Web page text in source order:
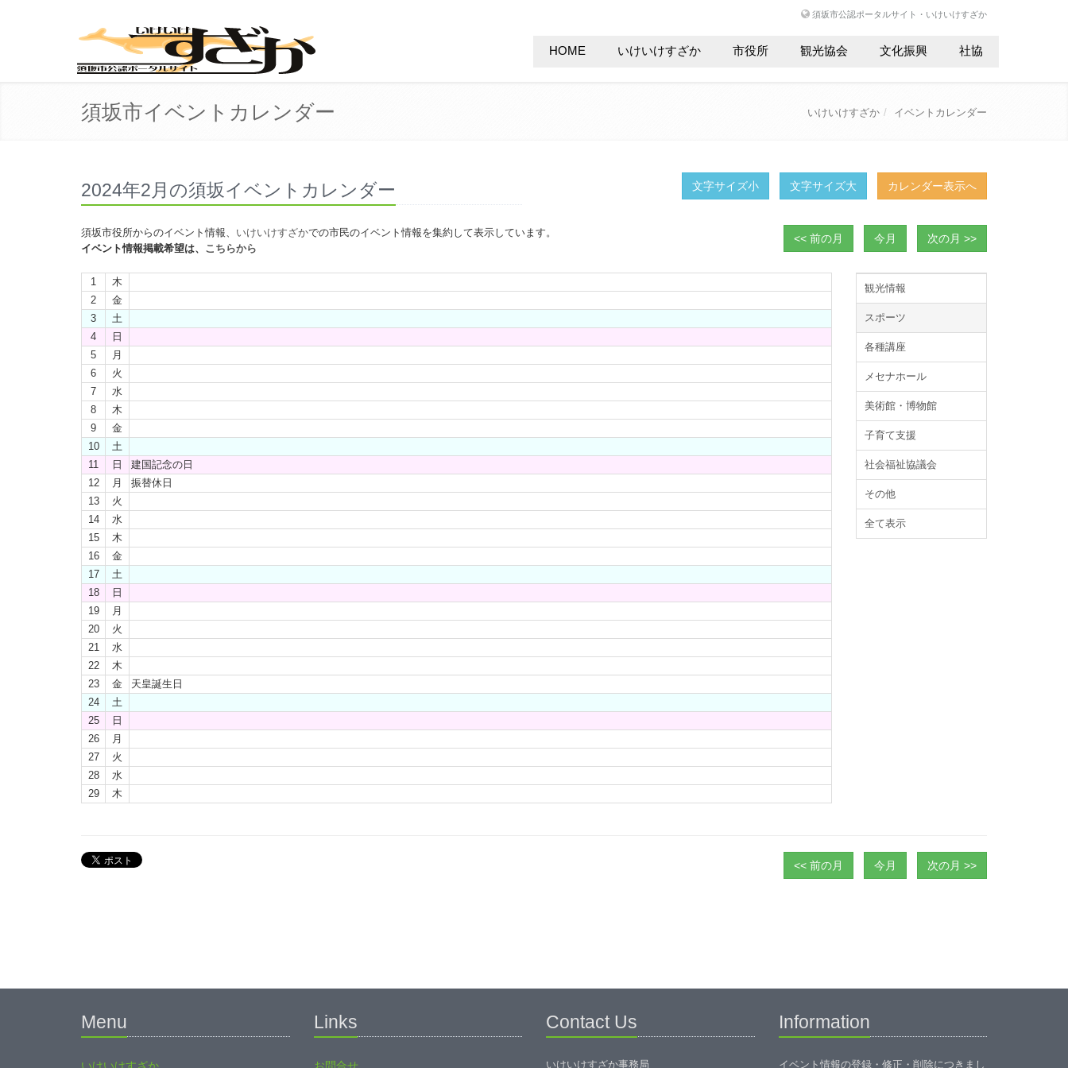
須坂市公認ポータルサイト・いけいけすざか
HOME いけいけすざか 市役所 観光協会 文化振興 社協
須坂市イベントカレンダー いけいけすざか イベントカレンダー
2024年2月の須坂イベントカレンダー 文字サイズ小 文字サイズ大 カレンダー表示へ
須坂市役所からのイベント情報、 いけいけすざかでの市民のイベント情報を集約して表示しています。
イベント情報掲載希望は、 こちらから
<< 前の月 今月 次の月 >>
1
木
2
金
3
土
4
日
5
月
6
火
7
水
8
木
9
金
10
土
11
日
建国記念の日
12
月
振替休日
13
火
14
水
15
木
16
金
17
土
18
日
19
月
20
火
21
水
22
木
23
金
天皇誕生日
24
土
25
日
26
月
27
火
28
水
29
木
観光情報
スポーツ
各種講座
メセナホール
美術館・博物館
子育て支援
社会福祉協議会
その他
全て表示
<< 前の月 今月 次の月 >>
Menu Links Contact Us
いけいけすざか事務局
Information
イベント情報の登録・修正・削除につきまし